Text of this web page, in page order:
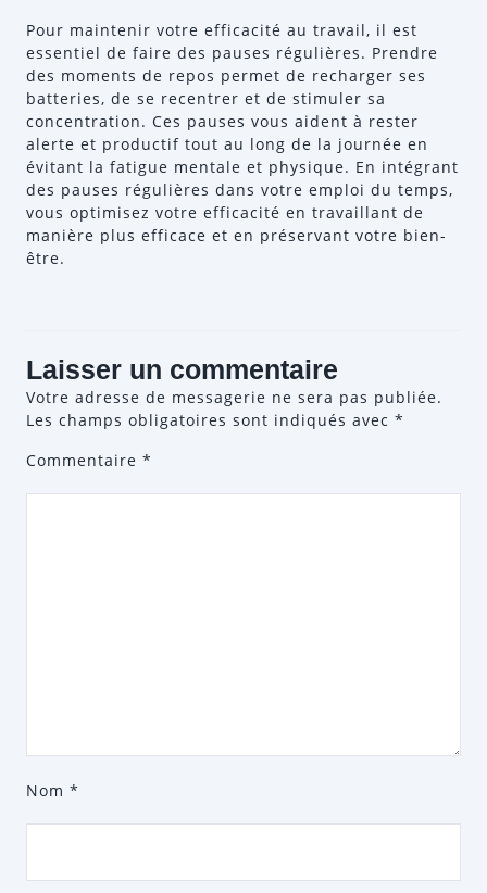
Pour maintenir votre efficacité au travail, il est
essentiel de faire des pauses régulières. Prendre
des moments de repos permet de recharger ses
batteries, de se recentrer et de stimuler sa
concentration. Ces pauses vous aident à rester
alerte et productif tout au long de la journée en
évitant la fatigue mentale et physique. En intégrant
des pauses régulières dans votre emploi du temps,
vous optimisez votre efficacité en travaillant de
manière plus efficace et en préservant votre bien-
être.
Laisser un commentaire
Votre adresse de messagerie ne sera pas publiée.
Les champs obligatoires sont indiqués avec *
Commentaire *
Nom *